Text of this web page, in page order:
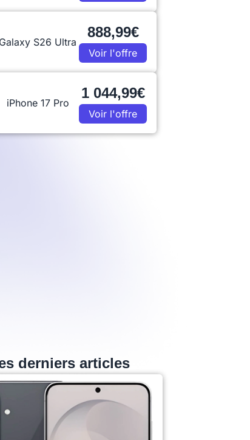
Galaxy S26 Ultra
888,99€
Voir l'offre
iPhone 17 Pro
1 044,99€
Voir l'offre
derniers articles